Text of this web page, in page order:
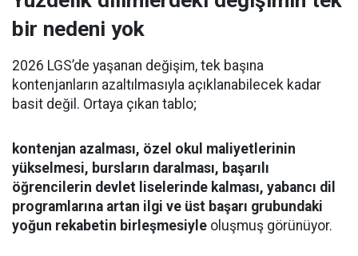
bir nedeni yok
2026 LGS’de yaşanan değişim, tek başına
kontenjanların azaltılmasıyla açıklanabilecek kadar
basit değil. Ortaya çıkan tablo;
kontenjan azalması, özel okul maliyetlerinin
yükselmesi, bursların daralması, başarılı
öğrencilerin devlet liselerinde kalması, yabancı dil
programlarına artan ilgi ve üst başarı grubundaki
yoğun rekabetin birleşmesiyle oluşmuş görünüyor.